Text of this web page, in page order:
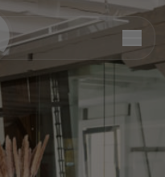
Officer
Board